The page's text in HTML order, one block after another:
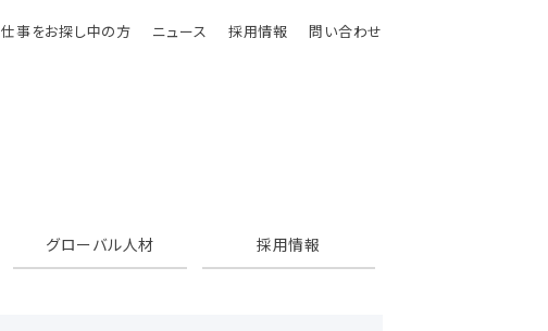
仕事をお探し中の方 ニュース 採用情報 問い合わせ
グローバル人材 採用情報